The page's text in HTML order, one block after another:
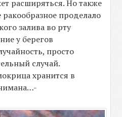
расширяться. Но также
проделало
залива во рту
у берегов
просто
случай.
хранится в